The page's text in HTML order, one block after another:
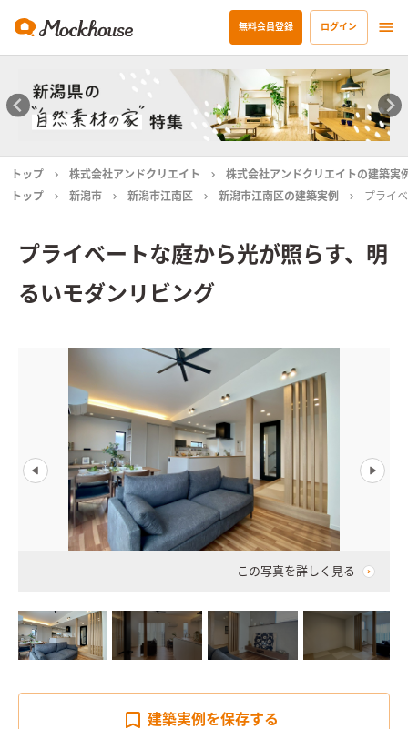
無料会員登録 ログイン
トップ 株式会社アンドクリエイト
株式会社アンドクリエイトの建築実
トップ
新潟市 新潟市江南区 新潟市江南区の建築実例 プライ
プライベートな庭から光が照らす、明
るいモダンリビング
この写真を詳しく見る
建築実例を保存する